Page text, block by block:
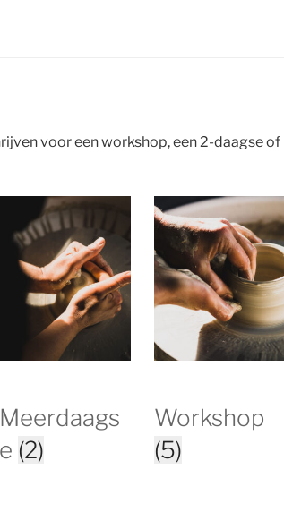
voor een workshop, een 2-daagse of
Meerdaags
e (2)
Workshop
(5)